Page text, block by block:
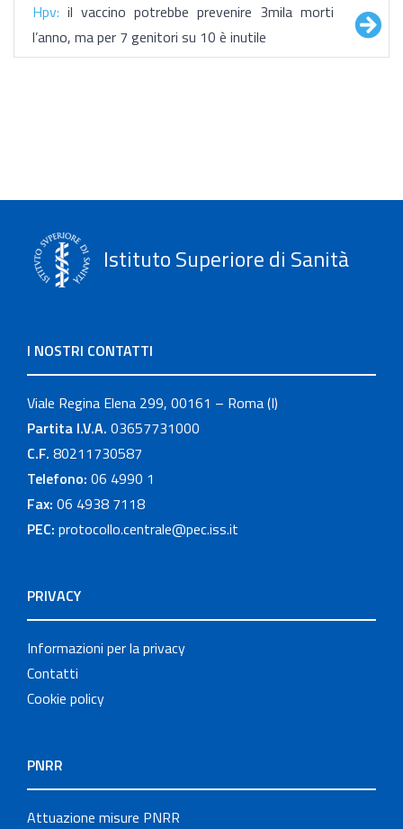
Hpv: il vaccino potrebbe prevenire 3mila morti
l’anno, ma per 7 genitori su 10 è inutile
Istituto Superiore di Sanità
I NOSTRI CONTATTI
Viale Regina Elena 299, 00161 – Roma (I)
Partita I.V.A. 03657731000
C.F. 80211730587
Telefono: 06 4990 1
Fax: 06 4938 7118
PEC: protocollo.centrale@pec.iss.it
PRIVACY
Informazioni per la privacy
Contatti
Cookie policy
PNRR
Attuazione misure PNRR